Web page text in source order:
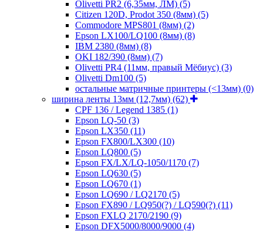
Olivetti PR2 (6,35мм, ЛМ) (5)
Citizen 120D, Prodot 350 (8мм) (5)
Commodore MPS801 (8мм) (2)
Epson LX100/LQ100 (8мм) (8)
IBM 2380 (8мм) (8)
OKI 182/390 (8мм) (7)
Olivetti PR4 (11мм, правый Мёбиус) (3)
Olivetti Dm100 (5)
остальные матричные принтеры (<13мм) (0)
ширина ленты 13мм (12,7мм) (62)
CPF 136 / Legend 1385 (1)
Epson LQ-50 (3)
Epson LX350 (11)
Epson FX800/LX300 (10)
Epson LQ800 (5)
Epson FX/LX/LQ-1050/1170 (7)
Epson LQ630 (5)
Epson LQ670 (1)
Epson LQ690 / LQ2170 (5)
Epson FX890 / LQ950(?) / LQ590(?) (11)
Epson FXLQ 2170/2190 (9)
Epson DFX5000/8000/9000 (4)